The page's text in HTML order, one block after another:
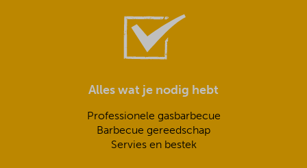
Alles wat je nodig hebt
Professionele gasbarbecue
Barbecue gereedschap
Servies en bestek